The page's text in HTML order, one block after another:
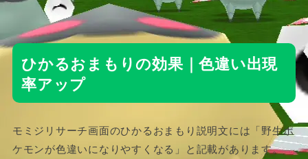
ひかるおまもりの効果｜色違い出現
率アップ
モミジリサーチ画面のひかるおまもり説明文には「野生ポ
ケモンが色違いになりやすくなる」と記載があります。